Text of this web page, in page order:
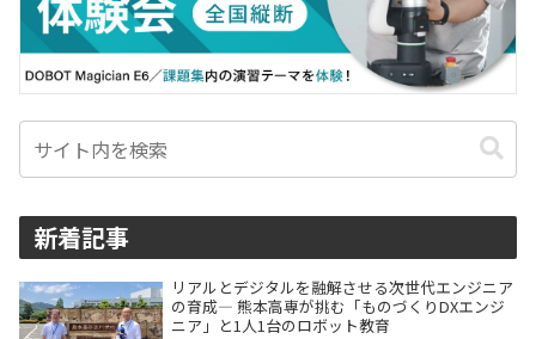
新着記事
リアルとデジタルを融解させる次世代エンジニア
の育成― 熊本高専が挑む「ものづくりDXエンジ
ニア」と1人1台のロボット教育